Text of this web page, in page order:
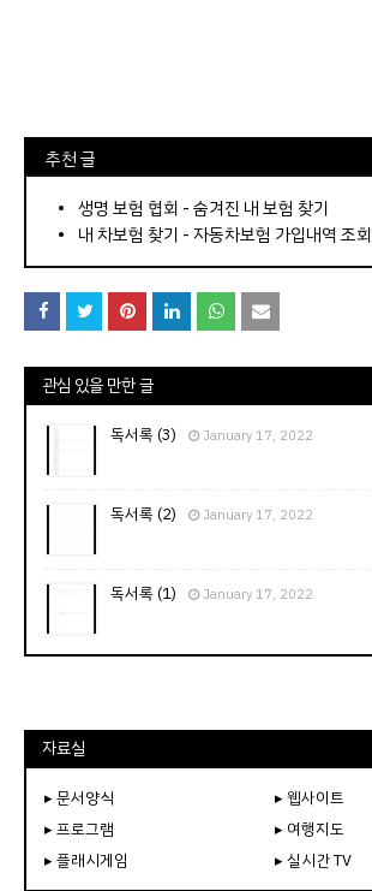
⠀추천 글
⠀­­­­­­­­؜؜؜؜­­­­­­­­؜؜؜؜• 생명 보험 협회 - 숨겨진 내 보험 찾기
내 차보험 찾기 - 자동차보험 가입내역 조회
관심 있을 만한 글
독서록 (3) January 17, 2022
독서록 (2) January 17, 2022
독서록 (1) January 17, 2022
자료실
▸ 문서양식
▸ 웹사이트
▸ 프로그램
▸ 여행지도
▸ 플래시게임
▸ 실시간 TV